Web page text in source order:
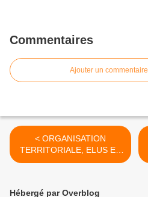
Commentaires
Ajouter un commentaire
< ORGANISATION
TERRITORIALE, ELUS ET
INSTITUTIONS
Hébergé par Overblog